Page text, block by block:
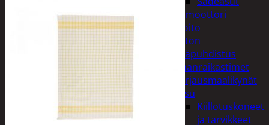
Auto, vene ja moottori
Autonhoito
Auton
sisäpuhdistus
Ilmanraikastimet
Korjausmaalikynät
Pesu
Kiillotuskoneet
ja tarvikkeet